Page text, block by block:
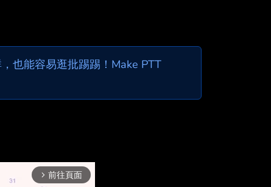
也能容易逛批踢踢！Make PTT
arrow_forward_ios 前往頁面